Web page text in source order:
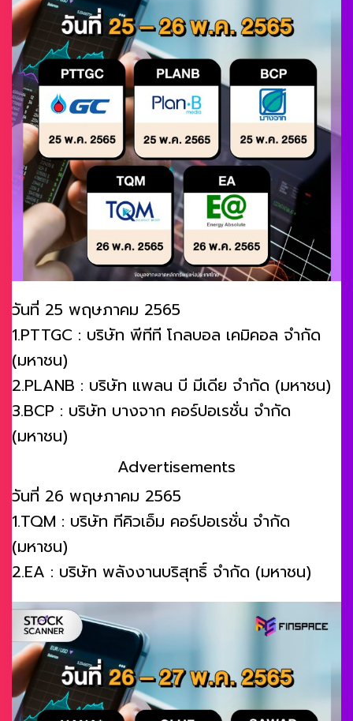
วันที่ 25 พฤษภาคม 2565
1.PTTGC : บริษัท พีทีที โกลบอล เคมิคอล จำกัด
(มหาชน)
2.PLANB : บริษัท แพลน บี มีเดีย จำกัด (มหาชน)
3.BCP : บริษัท บางจาก คอร์ปอเรชั่น จำกัด
(มหาชน)
Advertisements
วันที่ 26 พฤษภาคม 2565
1.TQM : บริษัท ทีคิวเอ็ม คอร์ปอเรชั่น จำกัด
(มหาชน)
2.EA : บริษัท พลังงานบริสุทธิ์ จำกัด (มหาชน)